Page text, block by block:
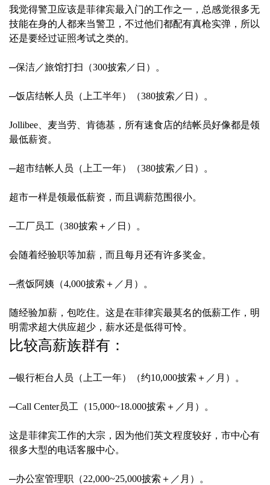
我觉得警卫应该是菲律宾最入门的工作之一，总感觉很多无
技能在身的人都来当警卫，不过他们都配有真枪实弹，所以
还是要经过证照考试之类的。
─保洁／旅馆打扫（300披索／日）。
─饭店结帐人员（上工半年）（380披索／日）。
Jollibee、麦当劳、肯德基，所有速食店的结帐员好像都是领
最低薪资。
─超市结帐人员（上工一年）（380披索／日）。
超市一样是领最低薪资，而且调薪范围很小。
─工厂员工（380披索＋／日）。
会随着经验职等加薪，而且每月还有许多奖金。
─煮饭阿姨（4,000披索＋／月）。
随经验加薪，包吃住。这是在菲律宾最莫名的低薪工作，明
明需求超大供应超少，薪水还是低得可怜。
比较高薪族群有：
─银行柜台人员（上工一年）（约10,000披索＋／月）。
─Call Center员工（15,000~18.000披索＋／月）。
这是菲律宾工作的大宗，因为他们英文程度较好，市中心有
很多大型的电话客服中心。
─办公室管理职（22,000~25,000披索＋／月）。